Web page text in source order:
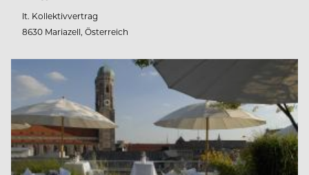
lt. Kollektivvertrag
8630 Mariazell, Österreich